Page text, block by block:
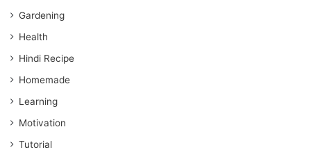
Gardening
Health
Hindi Recipe
Homemade
Learning
Motivation
Tutorial